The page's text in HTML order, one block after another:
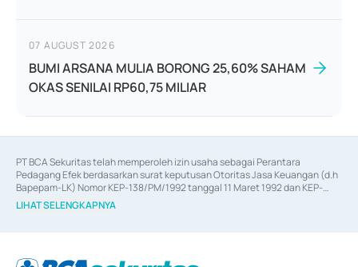
07 AUGUST 2026
BUMI ARSANA MULIA BORONG 25,60% SAHAM
OKAS SENILAI RP60,75 MILIAR
PT BCA Sekuritas telah memperoleh izin usaha sebagai Perantara
Pedagang Efek berdasarkan surat keputusan Otoritas Jasa Keuangan (d.h
Bapepam-LK) Nomor KEP-138/PM/1992 tanggal 11 Maret 1992 dan KEP-
06/D.04/2014 tanggal 28 Februari 2014, izin usaha sebagai Penjamin Emisi
Efek berdasarkan surat keputusan Otoritas Jasa Keuangan Nomor KEP-
berdasarkan surat keputusan Otoritas Jasa Keuangan Nomor S-
LIHAT SELENGKAPNYA